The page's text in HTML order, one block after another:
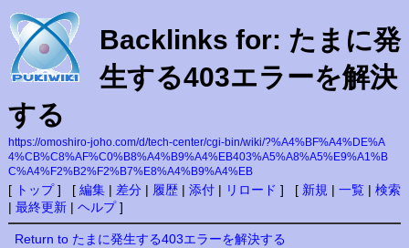
Backlinks for: たまに発
生する403エラーを解決
する
https://omoshiro-joho.com/d/tech-center/cgi-bin/wiki/?%A4%BF%A4%DE%A
4%CB%C8%AF%C0%B8%A4%B9%A4%EB403%A5%A8%A5%E9%A1%B
C%A4%F2%B2%F2%B7%E8%A4%B9%A4%EB
[ トップ] [ 編集| 差分| 履歴| 添付| リロード ] [ 新規 | 一覧| 検索
| 最終更新| ヘルプ]
Return to たまに発生する403エラーを解決する